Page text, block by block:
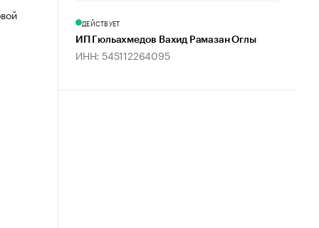
ДЕЙСТВУЕТ
ИП Гюльахмедов Вахид Рамазан Оглы
ИНН: 545112264095